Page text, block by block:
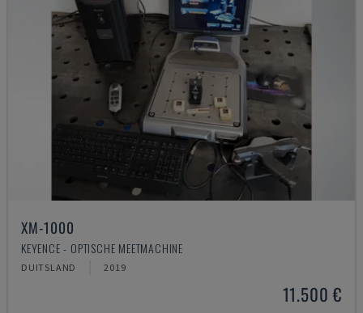
XM-1000
KEYENCE - OPTISCHE MEETMACHINE
DUITSLAND 2019
11.500 €